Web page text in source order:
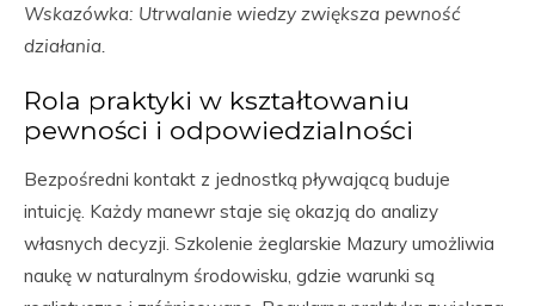
Wskazówka: Utrwalanie wiedzy zwiększa pewność
działania.
Rola praktyki w kształtowaniu
pewności i odpowiedzialności
Bezpośredni kontakt z jednostką pływającą buduje
intuicję. Każdy manewr staje się okazją do analizy
własnych decyzji. Szkolenie żeglarskie Mazury umożliwia
naukę w naturalnym środowisku, gdzie warunki są